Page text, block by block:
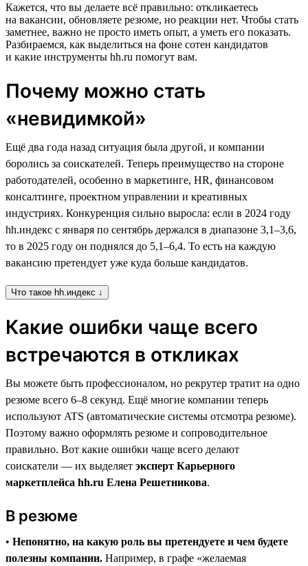
Кажется, что вы делаете всё правильно: откликаетесь
на вакансии, обновляете резюме, но реакции нет. Чтобы стать
заметнее, важно не просто иметь опыт, а уметь его показать.
Разбираемся, как выделиться на фоне сотен кандидатов
и какие инструменты hh.ru помогут вам.
Почему можно стать
«невидимкой»
Ещё два года назад ситуация была другой, и компании
боролись за соискателей. Теперь преимущество на стороне
работодателей, особенно в маркетинге, HR, финансовом
консалтинге, проектном управлении и креативных
индустриях. Конкуренция сильно выросла: если в 2024 году
hh.индекс с января по сентябрь держался в диапазоне 3,1–3,6,
то в 2025 году он поднялся до 5,1–6,4. То есть на каждую
вакансию претендует уже куда больше кандидатов.
Что такое hh.индекс ↓
Какие ошибки чаще всего
встречаются в откликах
Вы можете быть профессионалом, но рекрутер тратит на одно
резюме всего 6–8 секунд. Ещё многие компании теперь
используют ATS (автоматические системы отсмотра резюме).
Поэтому важно оформлять резюме и сопроводительное
правильно. Вот какие ошибки чаще всего делают
соискатели — их выделяет эксперт Карьерного
маркетплейса hh.ru Елена Решетникова.
В резюме
• Непонятно, на какую роль вы претендуете и чем будете
полезны компании. Например, в графе «желаемая